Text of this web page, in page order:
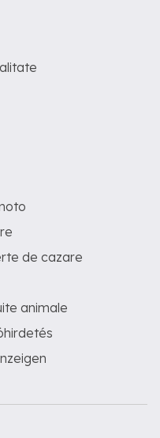
de cazare
animale